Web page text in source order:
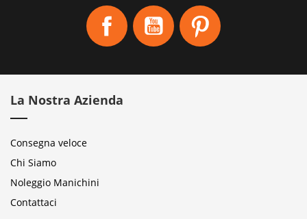
Facebook YouTube
La Nostra Azienda
Consegna veloce
Chi Siamo
Noleggio Manichini
Contattaci